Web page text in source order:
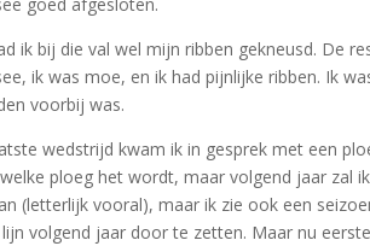
ik bij die val wel mijn ribben gekneusd. De
ik was moe, en ik had pijnlijke ribben. Ik
voorbij was.
wedstrijd kwam ik in gesprek met een
ploeg het wordt, maar volgend jaar zal
(letterlijk vooral), maar ik zie ook een
volgend jaar door te zetten. Maar nu